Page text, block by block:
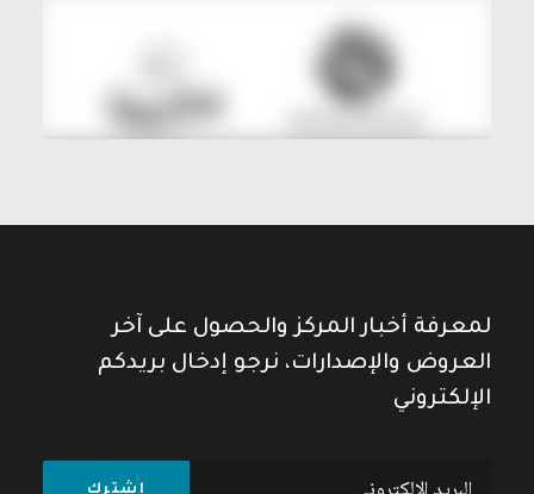
لمعرفة أخبار المركز والحصول على آخر
العروض والإصدارات، نرجو إدخال بريدكم
الإلكتروني